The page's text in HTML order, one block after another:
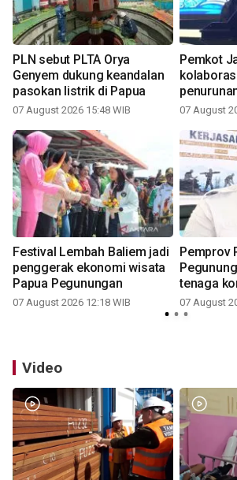
PLN sebut PLTA Orya
Genyem dukung keandalan
pasokan listrik di Papua
07 August 2026 15:48 WIB
Pemkot
07 August
Festival Lembah Baliem jadi
penggerak ekonomi wisata
Papua Pegunungan
07 August 2026 12:18 WIB
Pemprov
tenaga
andal
07 August
Video